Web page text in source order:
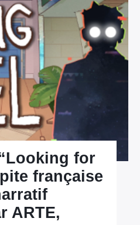
for
française
ARTE,